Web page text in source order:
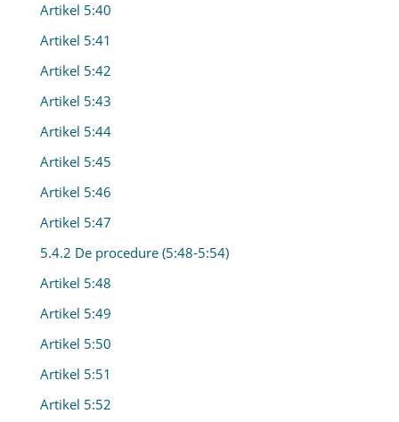
Artikel 5:40
Artikel 5:41
Artikel 5:42
Artikel 5:43
Artikel 5:44
Artikel 5:45
Artikel 5:46
Artikel 5:47
5.4.2 De procedure (5:48-5:54)
Artikel 5:48
Artikel 5:49
Artikel 5:50
Artikel 5:51
Artikel 5:52